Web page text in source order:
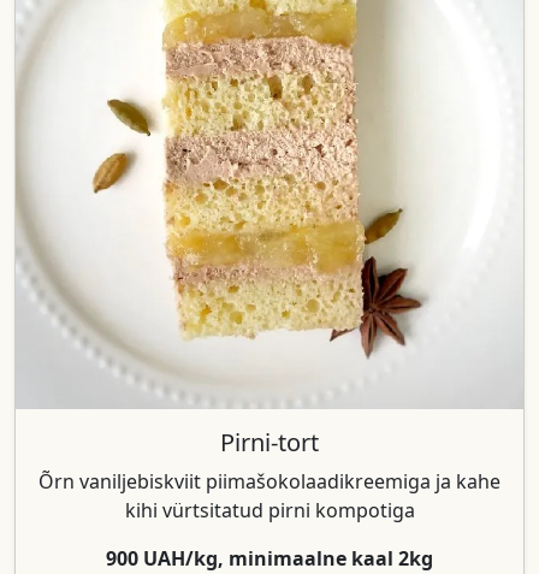
Pirni-tort
Õrn vaniljebiskviit piimašokolaadikreemiga ja kahe
kihi vürtsitatud pirni kompotiga
900 UAH/kg, minimaalne kaal 2kg